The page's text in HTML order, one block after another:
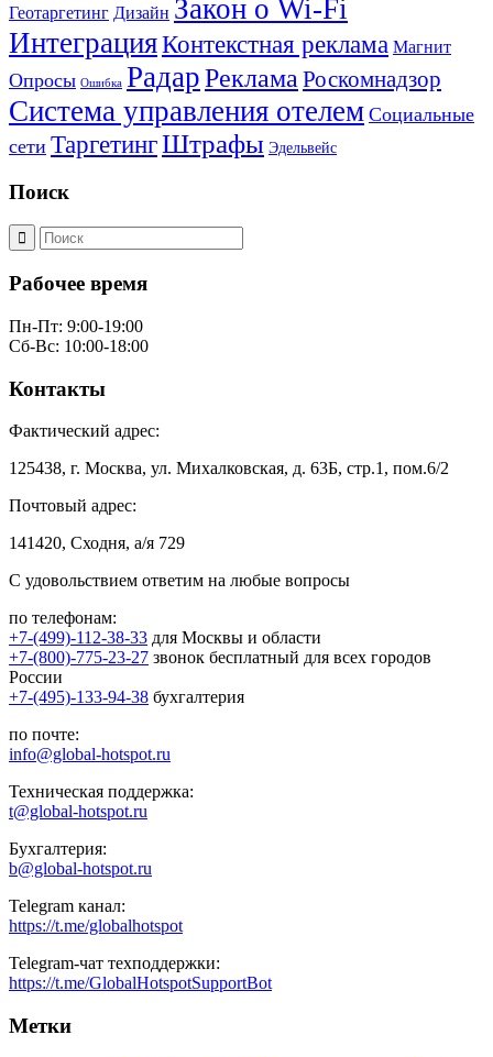
Геотаргетинг Дизайн Закон о Wi-Fi
ИнтеграцияКонтекстная реклама Магнит
Опросы Ошибка РадарРеклама Роскомнадзор
Система управления отелем Социальные
сети ТаргетингШтрафы Эдельвейс
Поиск
Рабочее время
Пн-Пт: 9:00-19:00
Сб-Вс: 10:00-18:00
Контакты
Фактический адрес:
125438, г. Москва, ул. Михалковская, д. 63Б, стр.1, пом.6/2
Почтовый адрес:
141420, Сходня, а/я 729
С удовольствием ответим на любые вопросы
по телефонам:
+7-(499)-112-38-33 для Москвы и области
+7-(800)-775-23-27 звонок бесплатный для всех городов
России
+7-(495)-133-94-38 бухгалтерия
по почте:
info@global-hotspot.ru
Техническая поддержка:
t@global-hotspot.ru
Бухгалтерия:
b@global-hotspot.ru
Telegram канал:
https://t.me/globalhotspot
Telegram-чат техподдержки:
https://t.me/GlobalHotspotSupportBot
Метки